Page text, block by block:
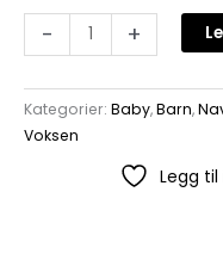
- +
Kategorier: Baby,Barn,
Voksen
Legg